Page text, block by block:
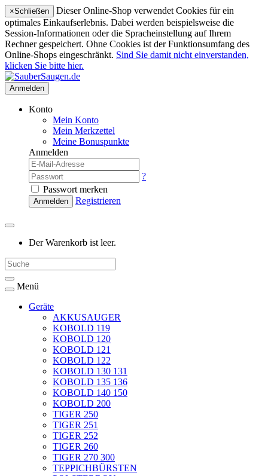
×Schließen
Dieser Online-Shop verwendet Cookies für ein
optimales Einkaufserlebnis. Dabei werden beispielsweise die
Session-Informationen oder die Spracheinstellung auf Ihrem
Rechner gespeichert. Ohne Cookies ist der Funktionsumfang des
Online-Shops eingeschränkt. Sind Sie damit nicht einverstanden,
klicken Sie bitte hier.
Anmelden
Konto
Mein Konto
Mein Merkzettel
Meine Bonuspunkte
Anmelden
?
Passwort merken
Anmelden Registrieren
Der Warenkorb ist leer.
Menü
Geräte
AKKUSAUGER
KOBOLD 119
KOBOLD 120
KOBOLD 121
KOBOLD 122
KOBOLD 130 131
KOBOLD 135 136
KOBOLD 140 150
KOBOLD 200
TIGER 250
TIGER 251
TIGER 252
TIGER 260
TIGER 270 300
TEPPICHBÜRSTEN